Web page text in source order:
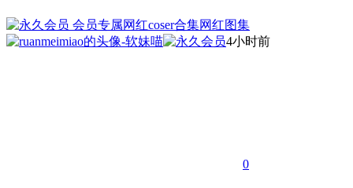
会员专属网红coser合集网红图集
4小时前
0